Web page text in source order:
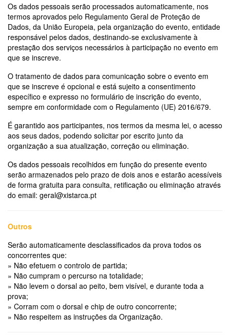
Os dados pessoais serão processados automaticamente, nos
termos aprovados pelo Regulamento Geral de Proteção de
Dados, da União Europeia, pela organização do evento, entidade
responsável pelos dados, destinando-se exclusivamente à
prestação dos serviços necessários à participação no evento em
que se inscreve.
O tratamento de dados para comunicação sobre o evento em
que se inscreve é opcional e está sujeito a consentimento
específico e expresso no formulário de inscrição do evento,
sempre em conformidade com o Regulamento (UE) 2016/679.
É garantido aos participantes, nos termos da mesma lei, o acesso
aos seus dados, podendo solicitar por escrito junto da
organização a sua atualização, correção ou eliminação.
Os dados pessoais recolhidos em função do presente evento
serão armazenados pelo prazo de dois anos e estarão acessíveis
de forma gratuita para consulta, retificação ou eliminação através
do email: geral@xistarca.pt
Outros
Serão automaticamente desclassificados da prova todos os
concorrentes que:
» Não efetuem o controlo de partida;
» Não cumpram o percurso na totalidade;
» Não levem o dorsal ao peito, bem visível, e durante toda a
prova;
» Corram com o dorsal e chip de outro concorrente;
» Não respeitem as instruções da Organização.